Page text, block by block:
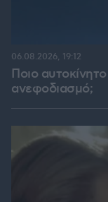
Ποιο
ανεφοδιασμό;
06.08.2026, 19:12